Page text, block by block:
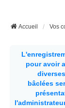
Accueil Vos
pour avoir
bâclées